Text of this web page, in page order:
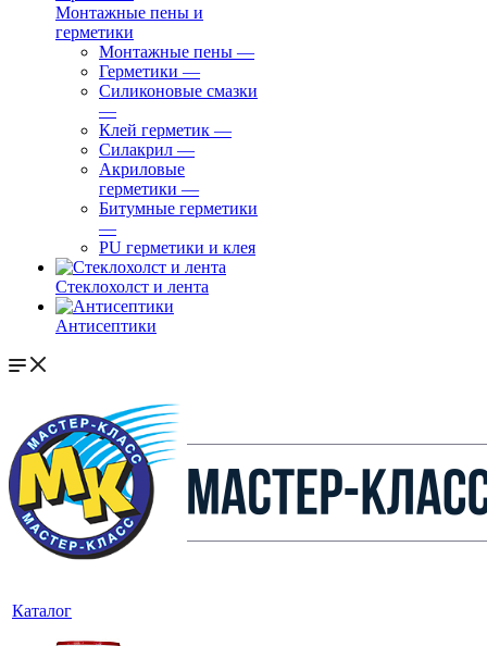
Монтажные пены и
герметики
Монтажные пены —
Герметики —
Силиконовые смазки
—
Клей герметик —
Силакрил —
Акриловые
герметики —
Битумные герметики
—
PU герметики и клея
Стеклохолст и лента
Антисептики
Каталог